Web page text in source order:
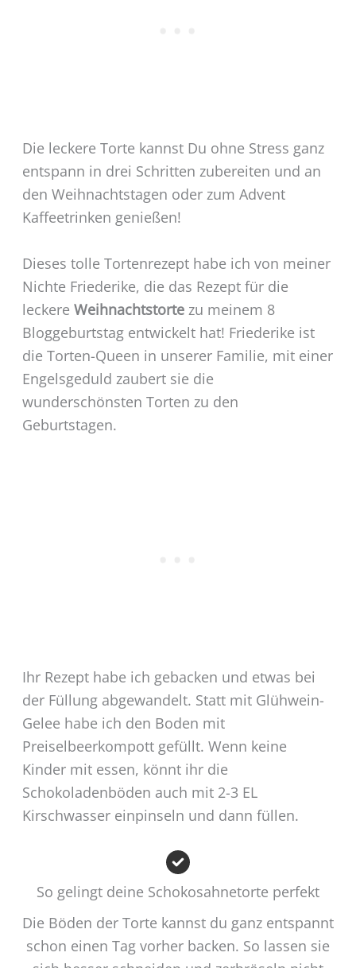
Die leckere Torte kannst Du ohne Stress ganz
entspann in drei Schritten zubereiten und an
den Weihnachtstagen oder zum Advent
Kaffeetrinken genießen!
Dieses tolle Tortenrezept habe ich von meiner
Nichte Friederike, die das Rezept für die
leckere Weihnachtstorte zu meinem 8
Bloggeburtstag entwickelt hat! Friederike ist
die Torten-Queen in unserer Familie, mit einer
Engelsgeduld zaubert sie die
wunderschönsten Torten zu den
Geburtstagen.
Ihr Rezept habe ich gebacken und etwas bei
der Füllung abgewandelt. Statt mit Glühwein-
Gelee habe ich den Boden mit
Preiselbeerkompott gefüllt. Wenn keine
Kinder mit essen, könnt ihr die
Schokoladenböden auch mit 2-3 EL
Kirschwasser einpinseln und dann füllen.
So gelingt deine Schokosahnetorte perfekt
Die Böden der Torte kannst du ganz entspannt
schon einen Tag vorher backen. So lassen sie